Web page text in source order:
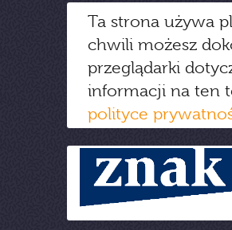
Ta strona używa
chwili możesz
przeglądarki
informacji na ten
polityce